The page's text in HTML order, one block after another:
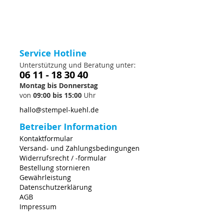
Service Hotline
Unterstützung und Beratung unter:
06 11 - 18 30 40
Montag bis Donnerstag
von 09:00 bis 15:00 Uhr
hallo@stempel-kuehl.de
Betreiber Information
Kontaktformular
Versand- und Zahlungsbedingungen
Widerrufsrecht / -formular
Bestellung stornieren
Gewährleistung
Datenschutzerklärung
AGB
Impressum